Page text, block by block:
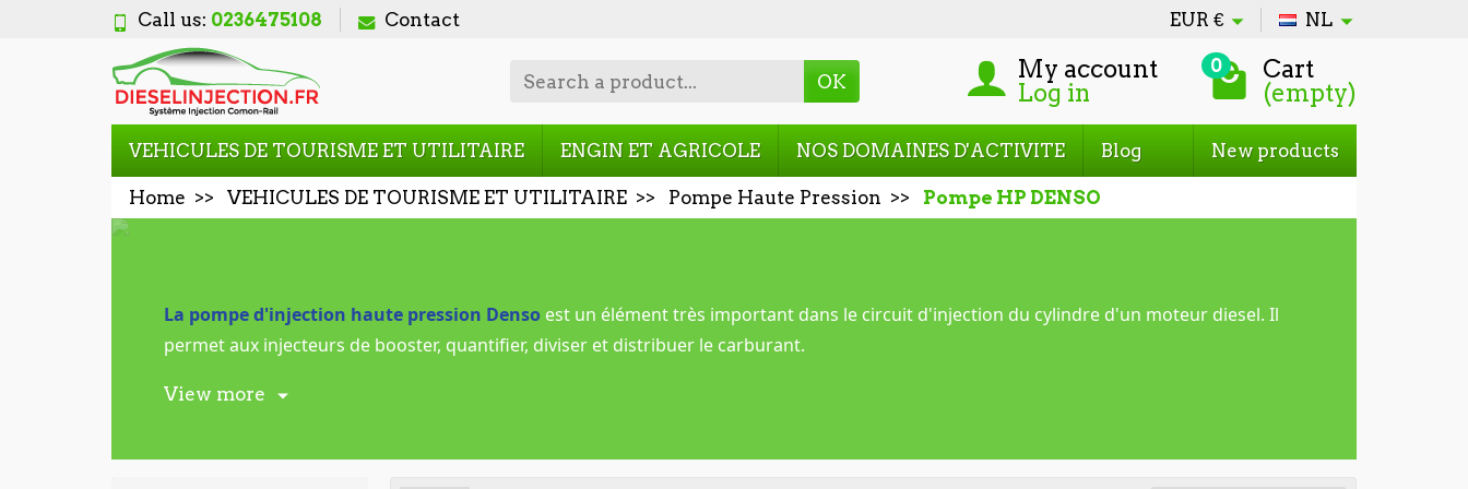
Call us: 0236475108 Contact EUR € NL
OK My account
Log in
0 Cart
(empty)
VEHICULES DE TOURISME ET UTILITAIRE ENGIN ET AGRICOLE NOS DOMAINES D'ACTIVITE Blog New products
Home VEHICULES DE TOURISME ET UTILITAIRE Pompe Haute Pression Pompe HP DENSO
La pompe d'injection haute pression Denso est un élément très important dans le circuit d'injection du cylindre d'un moteur diesel. Il
permet aux injecteurs de booster, quantifier, diviser et distribuer le carburant.
La plupart des véhicules produits depuis les années 2000 sont équipés de pompes haute pression.
View more